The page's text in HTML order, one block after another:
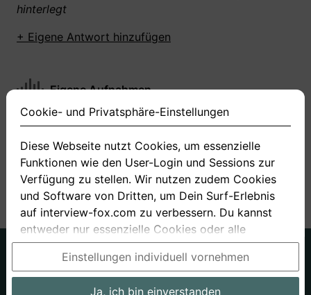
hinterlegt
+ Eigene Antwort hinzufügen
Eigene Aufnahmen
Du hast zu dieser Frage noch keine Antworten
+ Neue Antwort aufnehmen
Über uns
Datenschutz
AGB
Bewerbungsfragen Preise
Cookie- und Privatsphäre-Einstellungen
Diese Webseite nutzt Cookies, um essenzielle
Funktionen wie den User-Login und Sessions zur
Verfügung zu stellen. Wir nutzen zudem Cookies
und Software von Dritten, um Dein Surf-Erlebnis
auf interview-fox.com zu verbessern. Du kannst
entweder nur essenzielle Cookies oder alle
Cookies akzeptieren. Du kannst Deine
Einstellungen jederzeit in unseren Cookie- und
Privatsphäre-Einstellungen ändern. Dieser Link ist
Einstellungen individuell vornehmen
Ja, ich bin einverstanden